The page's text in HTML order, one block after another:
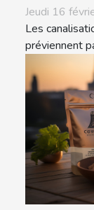
Jeudi 16
Les
préviennent